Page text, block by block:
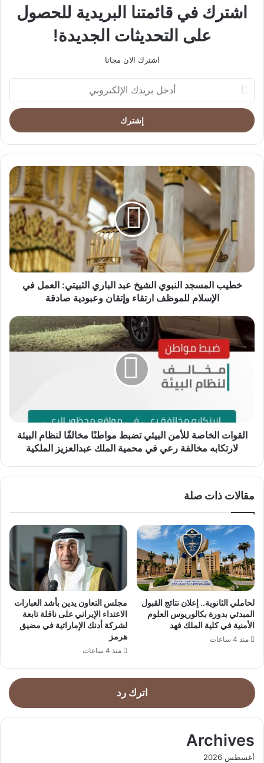
اشترك في قائمتنا البريدية للحصول
على التحديثات الجديدة!
اشترك الان مجانا
بريدك
الإلكتروني
خطيب
الثبيتي:
العمل
في
الإسلام
وإتقان
وعبودية
صادقة
خطيب المسجد النبوي الشيخ عبد الباري الثبيتي: العمل في
الإسلام للموظف ارتقاء وإتقان وعبودية صادقة
القوات
الخاصة
للأمن
لارتكابه
مخالفة
الملك
القوات الخاصة للأمن البيئي تضبط مواطنًا مخالفًا لنظام البيئة
لارتكابه مخالفة رعي في محمية الملك عبدالعزيز الملكية
مقالات ذات صلة
لحاملي الثانوية.. إعلان نتائج القبول
المبدئي بدورة بكالوريوس العلوم
الأمنية في كلية الملك فهد
منذ 4 ساعات
مجلس التعاون يدين بأشد العبارات
الاعتداء الإيراني على ناقلة تابعة
لشركة أدنك الإماراتية في مضيق
هرمز
منذ 4 ساعات
اترك رد
Archives
أغسطس 2026